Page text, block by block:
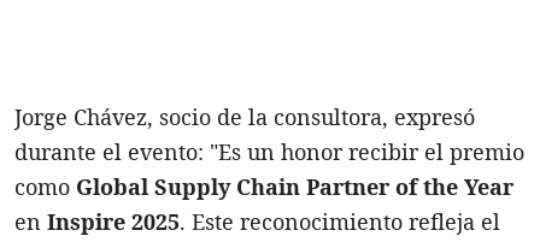
Jorge Chávez, socio de la consultora, expresó
durante el evento: "Es un honor recibir el premio
como Global Supply Chain Partner of the Year
en Inspire 2025. Este reconocimiento refleja el